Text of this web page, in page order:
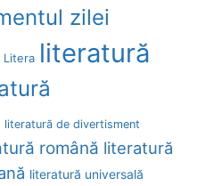
zilei
Litera literatură
literatură de divertisment
română literatură
literatură universală